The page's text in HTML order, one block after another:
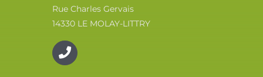
Rue Charles Gervais
14330 LE MOLAY-LITTRY